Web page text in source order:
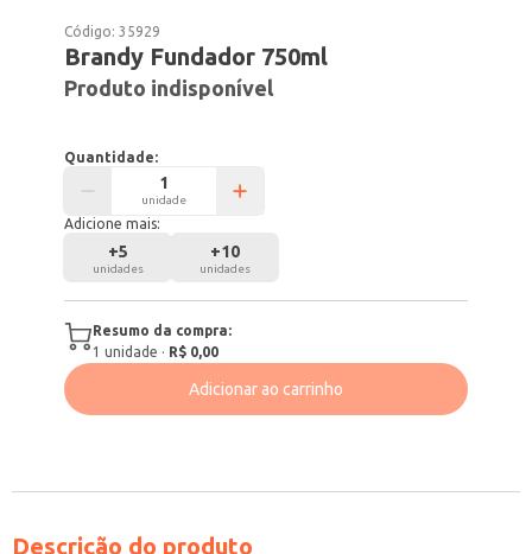
Código:35929
Brandy Fundador 750ml
Produto indisponível
Quantidade:
unidade
Adicione mais:
+5
unidades
+10
unidades
Resumo da compra:
1 unidade · R$ 0,00
Adicionar ao carrinho
Descrição do produto